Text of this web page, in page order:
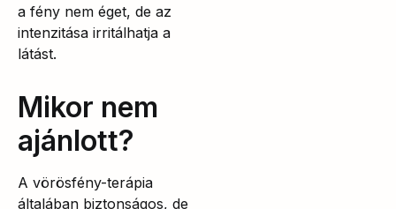
a fény nem éget, de az
intenzitása irritálhatja a
látást.
Mikor nem
ajánlott?
A vörösfény-terápia
általában biztonságos, de